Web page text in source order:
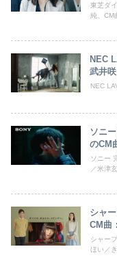
東芝ダ
純、CM
NEC
武井
NEC
ソニ
のCM
ソニー
／米津
シャ
CM曲
シャー
ほい／